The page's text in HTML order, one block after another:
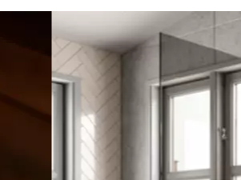
du till att ge oss tillstånd att publicera den på
och media. lakkapaa.se förbehåller sig rätten att inte
samtycker du till dessa villkor.